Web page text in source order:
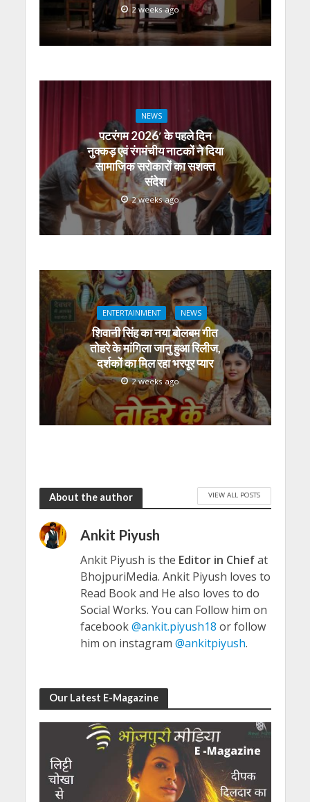
2 weeks ago
NEWS
पटरंगम 2026′ के पहले दिन
नुक्कड़ एवं रंगमंचीय नाटकों ने दिया
सामाजिक सरोकारों का सशक्त
संदेश
2 weeks ago
ENTERTAINMENT NEWS
शिवानी सिंह का नया बोलबम गीत
तोहरे के मांगिला जानु हुआ रिलीज,
दर्शकों का मिल रहा भरपूर प्यार
2 weeks ago
About the author VIEW ALL POSTS
Ankit Piyush
Ankit Piyush is the Editor in Chiefat
BhojpuriMedia. Ankit Piyush loves to
Read Book and He also loves to do
Social Works. You can Follow him on
facebook@ankit.piyush18 or follow
him on instagram @ankitpiyush.
Our Latest E-Magazine